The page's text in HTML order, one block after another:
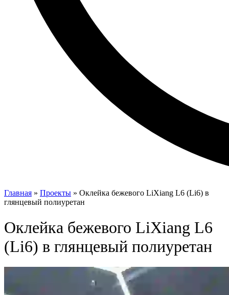
Главная » Проекты » Оклейка бежевого LiXiang L6 (Li6) в
глянцевый полиуретан
Оклейка бежевого LiXiang L6
(Li6) в глянцевый полиуретан